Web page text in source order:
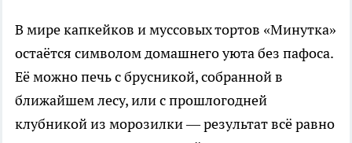
В мире капкейков и муссовых тортов «Минутка»
остаётся символом домашнего уюта без пафоса.
Её можно печь с брусникой, собранной в
ближайшем лесу, или с прошлогодней
клубникой из морозилки — результат всё равно